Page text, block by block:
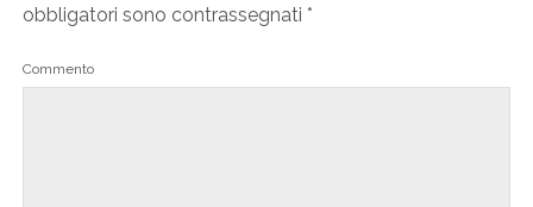
obbligatori sono contrassegnati *
Commento